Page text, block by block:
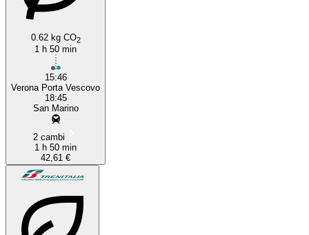
0.62 kg CO2
1 h 50 min
15:46
Verona Porta Vescovo
18:45
San Marino
2 cambi
1 h 50 min
42,61 €